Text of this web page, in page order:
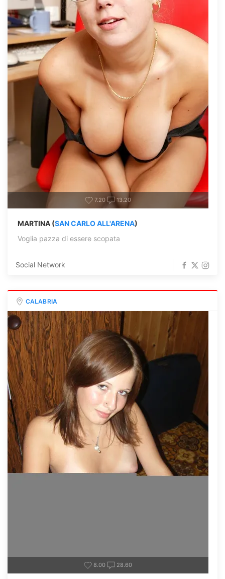
7.20 13.20
MARTINA (SAN CARLO ALL'ARENA)
Voglia pazza di essere scopata
Social Network
CALABRIA
8.00 28.60